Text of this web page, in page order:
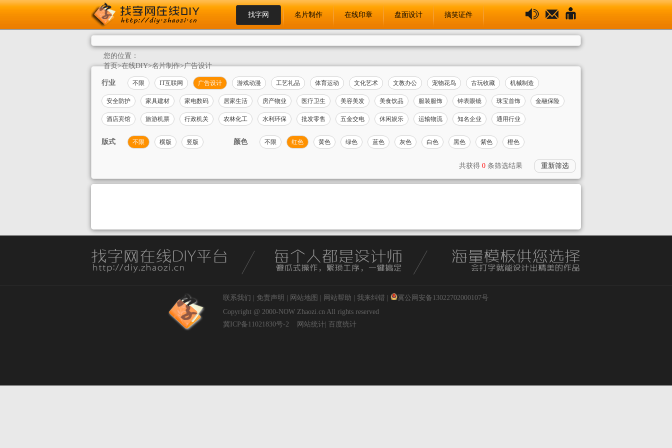
找字网 名片制作 在线印章 盘面设计 搞笑证件
您的位置：
首页>在线DIY>名片制作>广告设计
行业 不限 IT互联网 广告设计 游戏动漫 工艺礼品 体育运动 文化艺术 文教办公 宠物花鸟 古玩收藏 机械制造
安全防护 家具建材 家电数码 居家生活 房产物业 医疗卫生 美容美发 美食饮品 服装服饰 钟表眼镜 珠宝首饰 金融保险
酒店宾馆 旅游机票 行政机关 农林化工 水利环保 批发零售 五金交电 休闲娱乐 运输物流 知名企业 通用行业
版式 不限 横版 竖版 颜色 不限 红色 黄色 绿色 蓝色 灰色 白色 黑色 紫色 橙色
共获得 0 条筛选结果 重新筛选
联系我们 免责声明 网站地图 网站帮助 我来纠错
冀公网安备13022702000107号
Copyright @ 2000-NOW Zhaozi.cn All rights reserved
冀ICP备11021830号-2
网站统计 百度统计